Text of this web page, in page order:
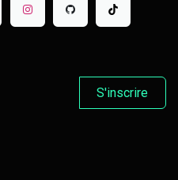
S'inscrire